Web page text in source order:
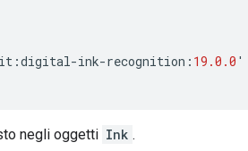
:digital-ink-recognition : 19.0.0 '
negli oggetti Ink .